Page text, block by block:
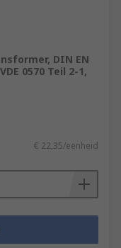
DIN EN
0570 Teil 2-1,
€ 22,35/eenheid